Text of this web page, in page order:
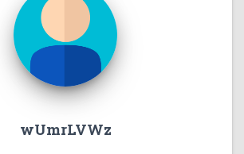
wUmrLVWz